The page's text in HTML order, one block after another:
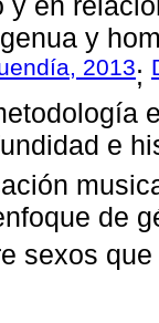
y
2013;
e
de
sexos